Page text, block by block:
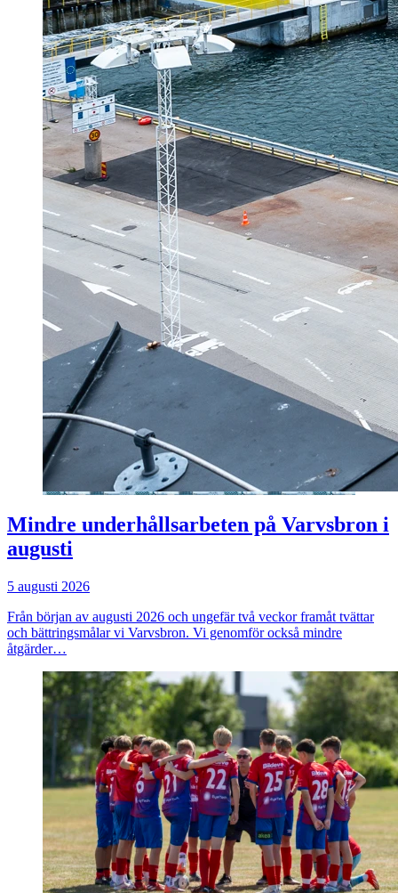
Mindre underhållsarbeten på Varvsbron i
augusti
5 augusti 2026
Från början av augusti 2026 och ungefär två veckor framåt tvättar
och bättringsmålar vi Varvsbron. Vi genomför också mindre
åtgärder…